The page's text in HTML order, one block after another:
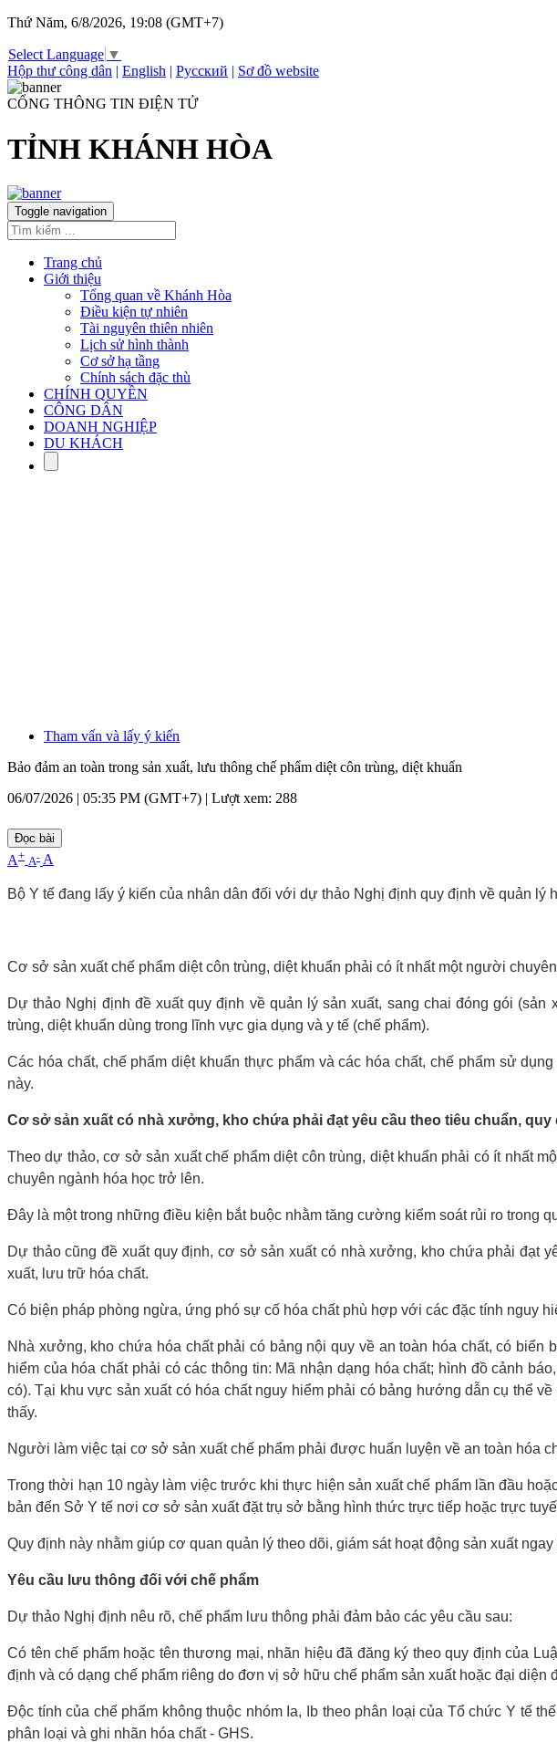
Thứ Năm, 6/8/2026, 19:08 (GMT+7)
Select Language ▼
Hộp thư công dân | English | Русский | Sơ đồ website
CỔNG THÔNG TIN ĐIỆN TỬ
TỈNH KHÁNH HÒA
Toggle navigation
Trang chủ
Giới thiệu
Tổng quan về Khánh Hòa
Điều kiện tự nhiên
Tài nguyên thiên nhiên
Lịch sử hình thành
Cơ sở hạ tầng
Chính sách đặc thù
CHÍNH QUYỀN
CÔNG DÂN
DOANH NGHIỆP
DU KHÁCH
Tham vấn và lấy ý kiến
Bảo đảm an toàn trong sản xuất, lưu thông chế phẩm diệt côn trùng, diệt khuẩn
06/07/2026 | 05:35 PM (GMT+7) | Lượt xem: 288
Đọc bài
A+ A- A
Bộ Y tế đang lấy ý kiến của nhân dân đối với dự thảo Nghị định quy định về quản
Cơ sở sản xuất chế phẩm diệt côn trùng, diệt khuẩn phải có ít nhất một người
Dự thảo Nghị định đề xuất quy định về quản lý sản xuất, sang chai đóng gói
trùng, diệt khuẩn dùng trong lĩnh vực gia dụng và y tế (chế phẩm).
Các hóa chất, chế phẩm diệt khuẩn thực phẩm và các hóa chất, chế phẩm sử
này.
Cơ sở sản xuất có nhà xưởng, kho chứa phải đạt yêu cầu theo tiêu chuẩn,
Theo dự thảo, cơ sở sản xuất chế phẩm diệt côn trùng, diệt khuẩn phải có ít nhất
chuyên ngành hóa học trở lên.
Đây là một trong những điều kiện bắt buộc nhằm tăng cường kiểm soát rủi ro trong
Dự thảo cũng đề xuất quy định, cơ sở sản xuất có nhà xưởng, kho chứa phải đạt
xuất, lưu trữ hóa chất.
Có biện pháp phòng ngừa, ứng phó sự cố hóa chất phù hợp với các đặc tính nguy
Nhà xưởng, kho chứa hóa chất phải có bảng nội quy về an toàn hóa chất, có
hiểm của hóa chất phải có các thông tin: Mã nhận dạng hóa chất; hình đồ cảnh
có). Tại khu vực sản xuất có hóa chất nguy hiểm phải có bảng hướng dẫn cụ thể
thấy.
Người làm việc tại cơ sở sản xuất chế phẩm phải được huấn luyện về an toàn hóa
Trong thời hạn 10 ngày làm việc trước khi thực hiện sản xuất chế phẩm lần đầu
bản đến Sở Y tế nơi cơ sở sản xuất đặt trụ sở bằng hình thức trực tiếp hoặc trực
Quy định này nhằm giúp cơ quan quản lý theo dõi, giám sát hoạt động sản xuất
Yêu cầu lưu thông đối với chế phẩm
Dự thảo Nghị định nêu rõ, chế phẩm lưu thông phải đảm bảo các yêu cầu sau:
Có tên chế phẩm hoặc tên thương mại, nhãn hiệu đã đăng ký theo quy định của
định và có dạng chế phẩm riêng do đơn vị sở hữu chế phẩm sản xuất hoặc đại
Độc tính của chế phẩm không thuộc nhóm Ia, Ib theo phân loại của Tổ chức Y tế
phân loại và ghi nhãn hóa chất - GHS.